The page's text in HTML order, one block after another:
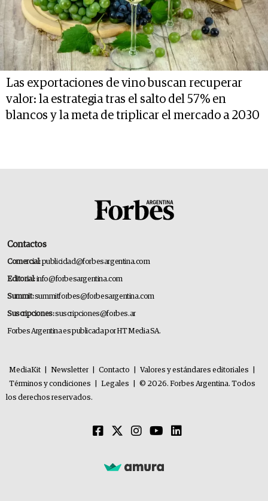
Las exportaciones de vino buscan recuperar
valor: la estrategia tras el salto del 57% en
blancos y la meta de triplicar el mercado a 2030
Contactos
Comercial:publicidad@forbesargentina.com
Editorial:info@forbesargentina.com
Summit:summitforbes@forbesargentina.com
Suscripciones:suscripciones@forbes.ar
Forbes Argentina es publicada por HT Media SA.
MediaKit Newsletter Contacto Valores y estándares editoriales
Términos y condiciones
Legales
© 2026. Forbes Argentina. Todos
los derechos reservados.